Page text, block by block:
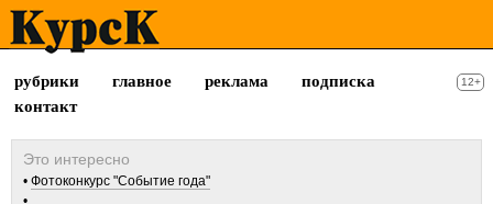
рубрики главное реклама
подписка
контакт
12+
Фотоконкурс "Событие года"